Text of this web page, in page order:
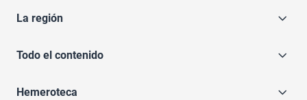
La región
Todo el contenido
Hemeroteca